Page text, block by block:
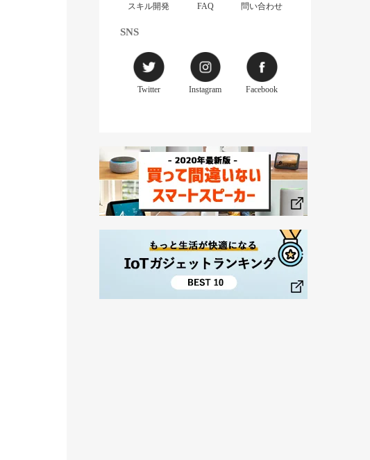
スキル開発 FAQ 問い合わせ
SNS
Twitter Instagram Facebook